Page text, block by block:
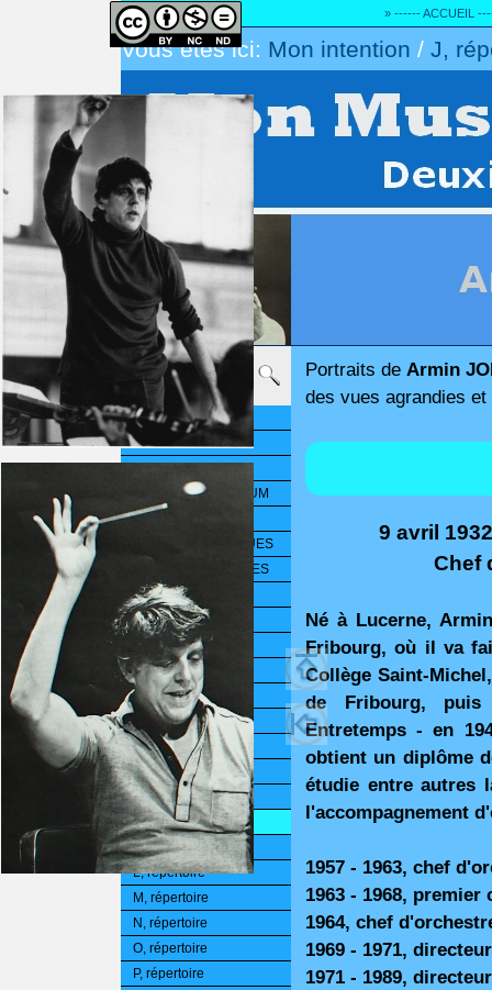
» ------ ACCUEIL
Vous êtes ici: Mon intention / J,
Mon intention
CE REMANIEMENT
Contact / IMPRESSUM
CHRONOLOGIE
PAGES THÉMATIQUES
PERLES D'ARCHIVES
A, répertoire
B, répertoire
C, répertoire
D, répertoire
E, répertoire
F, répertoire
G, répertoire
H, répertoire
I, répertoire
J, répertoire
K, répertoire
L, répertoire
M, répertoire
N, répertoire
O, répertoire
P, répertoire
Portraits de Armin
des vues agrandies
9 avril
Chef
Né à Lucerne,
Fribourg, où il va
Collège Saint-
de Fribourg, puis
Entretemps - en
obtient un diplôme
étudie entre autres
l'accompagnement
1957 - 1963, chef
1963 - 1968,
1964, chef
1969 - 1971,
1971 - 1989,